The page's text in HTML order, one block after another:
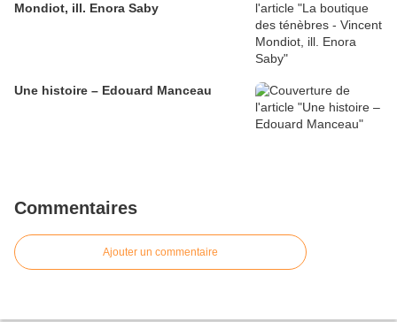
Mondiot, ill. Enora Saby
Une histoire – Edouard Manceau
Commentaires
Ajouter un commentaire